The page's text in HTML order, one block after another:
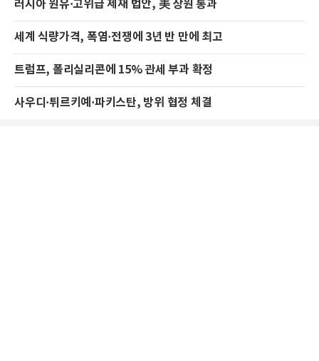
러시아 원유·고위급 제재 법안, 美 상원 통과
세계 식량가격, 폭염·전쟁에 3년 반 만에 최고
트럼프, 폴리실리콘에 15% 관세 부과 확정
사우디·튀르키예·파키스탄, 방위 협정 체결